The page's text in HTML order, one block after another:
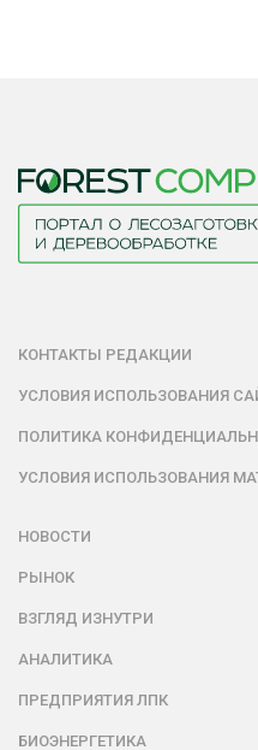
КОНТАКТЫ РЕДАКЦИИ
УСЛОВИЯ ИСПОЛЬЗОВАНИЯ
ПОЛИТИКА
УСЛОВИЯ ИСПОЛЬЗОВАНИЯ
НОВОСТИ
РЫНОК
ВЗГЛЯД ИЗНУТРИ
АНАЛИТИКА
ПРЕДПРИЯТИЯ ЛПК
БИОЭНЕРГЕТИКА